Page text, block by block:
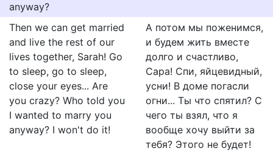
anyway?
Then we can get married
and live the rest of our
lives together, Sarah! Go
to sleep, go to sleep,
close your eyes... Are
you crazy? Who told you
I wanted to marry you
anyway? I won't do it!
А потом мы поженимся,
и будем жить вместе
долго и счастливо,
Сара! Спи, яйцевидный,
усни! В доме погасли
огни... Ты что спятил? С
чего ты взял, что я
вообще хочу выйти за
тебя? Этого не будет!